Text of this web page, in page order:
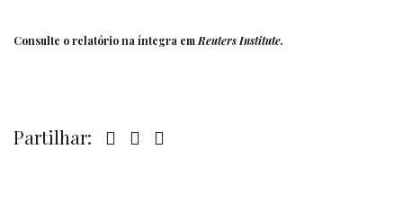
Consulte o relatório na íntegra emReuters Institute.
Partilhar: